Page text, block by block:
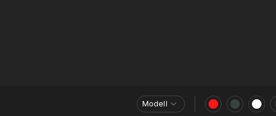
Modell